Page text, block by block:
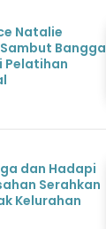
Natalie
Bangga
Pelatihan
dan Hadapi
Serahkan
Kelurahan